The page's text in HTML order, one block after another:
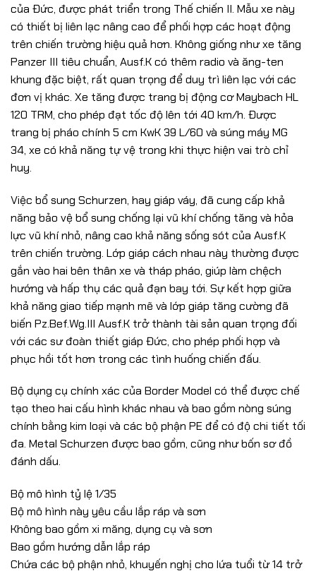
của Đức, được phát triển trong Thế chiến II. Mẫu xe này
có thiết bị liên lạc nâng cao để phối hợp các hoạt động
trên chiến trường hiệu quả hơn. Không giống như xe tăng
Panzer III tiêu chuẩn, Ausf.K có thêm radio và ăng-ten
khung đặc biệt, rất quan trọng để duy trì liên lạc với các
đơn vị khác. Xe tăng được trang bị động cơ Maybach HL
120 TRM, cho phép đạt tốc độ lên tới 40 km/h. Được
trang bị pháo chính 5 cm KwK 39 L/60 và súng máy MG
34, xe có khả năng tự vệ trong khi thực hiện vai trò chỉ
huy.
Việc bổ sung Schurzen, hay giáp váy, đã cung cấp khả
năng bảo vệ bổ sung chống lại vũ khí chống tăng và hỏa
lực vũ khí nhỏ, nâng cao khả năng sống sót của Ausf.K
trên chiến trường. Lớp giáp cách nhau này thường được
gắn vào hai bên thân xe và tháp pháo, giúp làm chệch
hướng và hấp thụ các quả đạn bay tới. Sự kết hợp giữa
khả năng giao tiếp mạnh mẽ và lớp giáp tăng cường đã
biến Pz.Bef.Wg.III Ausf.K trở thành tài sản quan trọng đối
với các sư đoàn thiết giáp Đức, cho phép phối hợp và
phục hồi tốt hơn trong các tình huống chiến đấu.
Bộ dụng cụ chính xác của Border Model có thể được chế
tạo theo hai cấu hình khác nhau và bao gồm nòng súng
chính bằng kim loại và các bộ phận PE để có độ chi tiết tối
đa. Metal Schurzen được bao gồm, cũng như bốn sơ đồ
đánh dấu.
Bộ mô hình tỷ lệ 1/35
Bộ mô hình này yêu cầu lắp ráp và sơn
Không bao gồm xi măng, dụng cụ và sơn
Bao gồm hướng dẫn lắp ráp
Chứa các bộ phận nhỏ, khuyến nghị cho lứa tuổi từ 14 trở